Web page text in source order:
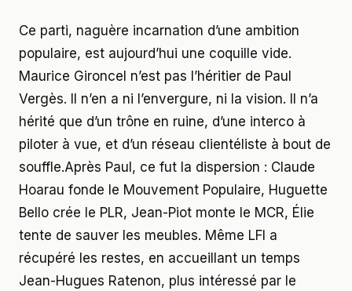
Ce parti, naguère incarnation d’une ambition
populaire, est aujourd’hui une coquille vide.
Maurice Gironcel n’est pas l’héritier de Paul
Vergès. Il n’en a ni l’envergure, ni la vision. Il n’a
hérité que d’un trône en ruine, d’une interco à
piloter à vue, et d’un réseau clientéliste à bout de
souffle.Après Paul, ce fut la dispersion : Claude
Hoarau fonde le Mouvement Populaire, Huguette
Bello crée le PLR, Jean-Piot monte le MCR, Élie
tente de sauver les meubles. Même LFI a
récupéré les restes, en accueillant un temps
Jean-Hugues Ratenon, plus intéressé par le